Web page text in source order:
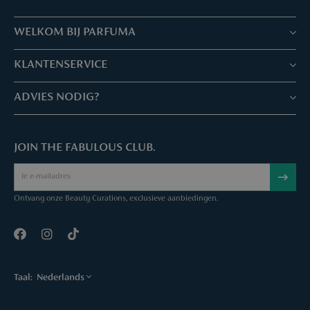
WELKOM BIJ PARFUMA
Winkels & Services
Reserveer je afspraak
Over Parfuma
Vacatures
KLANTENSERVICE
Klantenservice & Veelgestelde vragen
Parfuma geschenkbon
Sample Service
ADVIES NODIG?
Mail ons
Bel ons
JOIN THE FABULOUS CLUB.
Ontvang onze Beauty Curations, exclusieve aanbiedingen.
Taal: Nederlands